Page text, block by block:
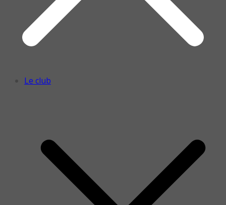
Le club